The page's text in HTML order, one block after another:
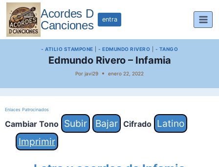
Saltar
contenido
Acordes D
Canciones
entra
- ATILIO STAMPONE - EDMUNDO RIVERO - TANGO
Edmundo Rivero – Infamia
Por javi29 enero 22, 2022
Enlaces Patrocinados
Cambiar Tono Subir Bajar Cifrado
Latino
Imprimir